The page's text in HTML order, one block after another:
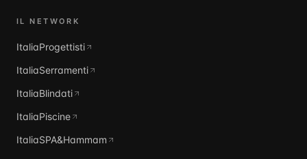
IL NETWORK
ItaliaProgettisti
ItaliaSerramenti
ItaliaBlindati
ItaliaPiscine
ItaliaSPA&Hammam